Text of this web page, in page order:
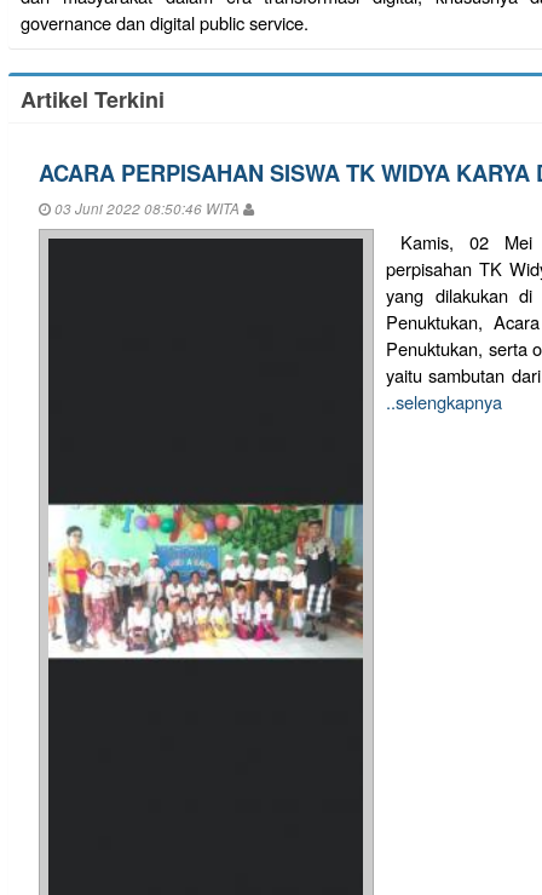
governance dan digital public service.
Artikel Terkini
ACARA PERPISAHAN SISWA TK WIDYA
03 Juni 2022 08:50:46 WITA
Kamis, 02 Mei
perpisahan TK
yang dilakukan
Penuktukan,
Penuktukan, serta
yaitu sambutan
..selengkapnya